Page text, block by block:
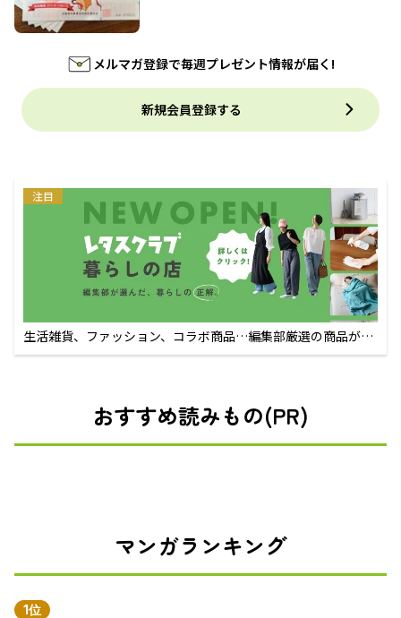
メルマガ登録で毎週プレゼント情報が届く!
新規会員登録する
注目
生活雑貨、ファッション、コラボ商品…編集部厳選の商品が買
えるECサイト
おすすめ読みもの(PR)
マンガランキング
1位